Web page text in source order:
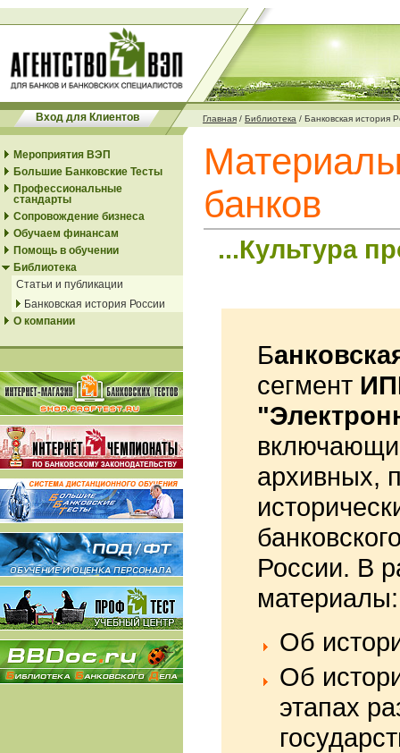
Вход для Клиентов Главная / Библиотека / Банковская история
Мероприятия ВЭП
Большие Банковские Тесты
Профессиональные
стандарты
Сопровождение бизнеса
Обучаем финансам
Помощь в обучении
Библиотека
Статьи и публикации
Банковская история России
О компании
банков
...Культура
Б
сегмент
"Э
архивных,
России. В
Об
Об
этапах